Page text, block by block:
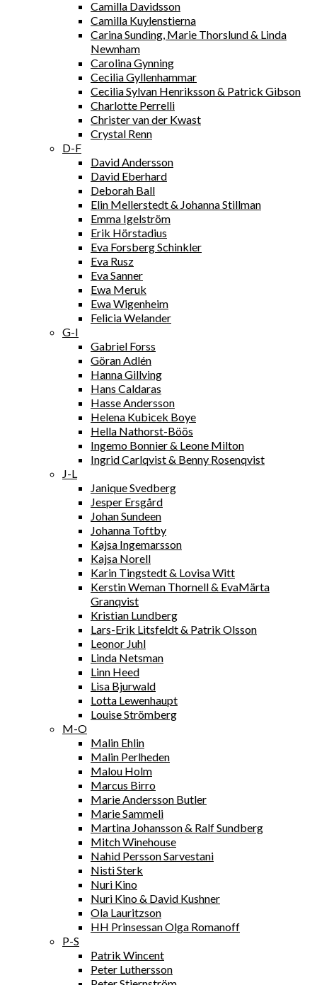
Camilla Davidsson
Camilla Kuylenstierna
Carina Sunding, Marie Thorslund & Linda
Newnham
Carolina Gynning
Cecilia Gyllenhammar
Cecilia Sylvan Henriksson & Patrick Gibson
Charlotte Perrelli
Christer van der Kwast
Crystal Renn
D-F
David Andersson
David Eberhard
Deborah Ball
Elin Mellerstedt & Johanna Stillman
Emma Igelström
Erik Hörstadius
Eva Forsberg Schinkler
Eva Rusz
Eva Sanner
Ewa Meruk
Ewa Wigenheim
Felicia Welander
G-I
Gabriel Forss
Göran Adlén
Hanna Gillving
Hans Caldaras
Hasse Andersson
Helena Kubicek Boye
Hella Nathorst-Böös
Ingemo Bonnier & Leone Milton
Ingrid Carlqvist & Benny Rosenqvist
J-L
Janique Svedberg
Jesper Ersgård
Johan Sundeen
Johanna Toftby
Kajsa Ingemarsson
Kajsa Norell
Karin Tingstedt & Lovisa Witt
Kerstin Weman Thornell & EvaMärta
Granqvist
Kristian Lundberg
Lars-Erik Litsfeldt & Patrik Olsson
Leonor Juhl
Linda Netsman
Linn Heed
Lisa Bjurwald
Lotta Lewenhaupt
Louise Strömberg
M-O
Malin Ehlin
Malin Perlheden
Malou Holm
Marcus Birro
Marie Andersson Butler
Marie Sammeli
Martina Johansson & Ralf Sundberg
Mitch Winehouse
Nahid Persson Sarvestani
Nisti Sterk
Nuri Kino
Nuri Kino & David Kushner
Ola Lauritzson
HH Prinsessan Olga Romanoff
P-S
Patrik Wincent
Peter Luthersson